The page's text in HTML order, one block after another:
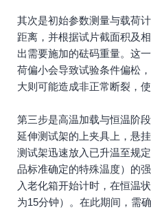
其次是初始参数测量与载荷
距离，并根据试片截面积及
出需要施加的砝码重量。这
荷偏小会导致试验条件偏松
大则可能造成非正常断裂，使
第三步是高温加载与恒温阶
延伸测试架的上夹具上，悬
测试架迅速放入已升温至规
品标准确定的特殊温度）的
入老化箱开始计时，在恒温
为15分钟）。在此期间，需